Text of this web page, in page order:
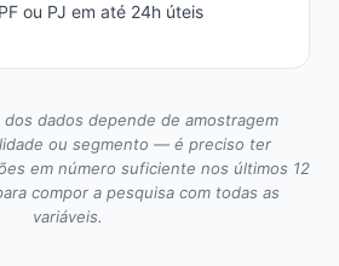
ou PJ em até 24h úteis
dados depende de amostragem
ou segmento — é preciso ter
em número suficiente nos últimos 12
compor a pesquisa com todas as
variáveis.